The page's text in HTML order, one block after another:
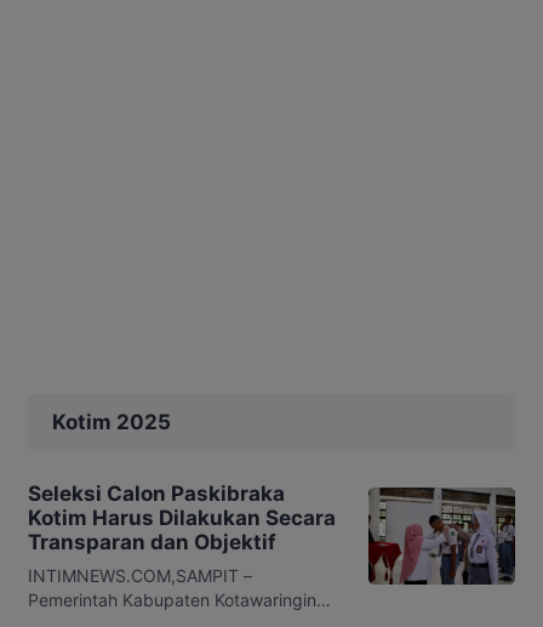
Kotim 2025
Seleksi Calon Paskibraka
Kotim Harus Dilakukan Secara
Transparan dan Objektif
INTIMNEWS.COM,SAMPIT –
Pemerintah Kabupaten Kotawaringin